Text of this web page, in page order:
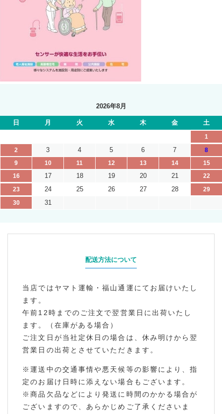
2026年8月
日 月 火 水 木 金 土
1
2
3 4 5 6 7
8
9
10 11 12 13 14
15
16
17 18 19 20 21
22
23
24 25 26 27 28
29
30
31
配送方法について
当店ではヤマト運輸・福山通運にてお届けいたし
ます。
午前12時までのご注文で翌営業日に出荷いたし
ます。（在庫がある場合）
ご注文日が当社定休日の場合は、休み明けから翌
営業日の出荷とさせていただきます。
※運送中の交通事情や悪天候等の影響により、指
定のお届け日時に添えない場合もございます。
※商品欠品などにより発送に時間のかかる場合が
ございますので、あらかじめご了承くださいま